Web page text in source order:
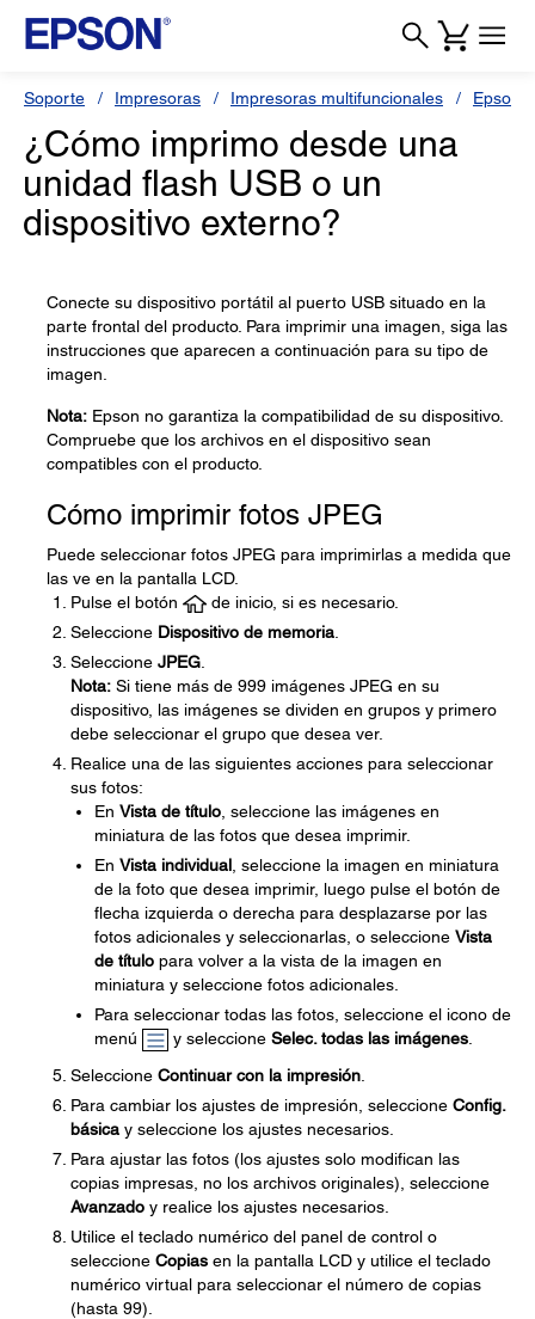
Soporte Impresoras Impresoras multifuncionales Epson
¿Cómo imprimo desde una
unidad flash USB o un
dispositivo externo?
Conecte su dispositivo portátil al puerto USB situado en la
parte frontal del producto. Para imprimir una imagen, siga las
instrucciones que aparecen a continuación para su tipo de
imagen.
Nota: Epson no garantiza la compatibilidad de su dispositivo.
Compruebe que los archivos en el dispositivo sean
compatibles con el producto.
Cómo imprimir fotos JPEG
Puede seleccionar fotos JPEG para imprimirlas a medida que
las ve en la pantalla LCD.
Pulse el botón
de inicio, si es necesario.
Seleccione Dispositivo de memoria
Seleccione JPEG
Nota: Si tiene más de 999 imágenes JPEG en su
dispositivo, las imágenes se dividen en grupos y primero
debe seleccionar el grupo que desea ver.
Realice una de las siguientes acciones para seleccionar
sus fotos:
En Vista de título , seleccione las imágenes en
miniatura de las fotos que desea imprimir.
En Vista individual , seleccione la imagen en miniatura
de la foto que desea imprimir, luego pulse el botón de
flecha izquierda o derecha para desplazarse por las
fotos adicionales y seleccionarlas, o seleccione Vista
de título para volver a la vista de la imagen en
miniatura y seleccione fotos adicionales.
Para seleccionar todas las fotos, seleccione el icono de
menú
y seleccione Selec. todas las imágenes
Seleccione Continuar con la impresión
Para cambiar los ajustes de impresión, seleccione Config.
básica y seleccione los ajustes necesarios.
Para ajustar las fotos (los ajustes solo modifican las
copias impresas, no los archivos originales), seleccione
Avanzado y realice los ajustes necesarios.
Utilice el teclado numérico del panel de control o
seleccione Copias en la pantalla LCD y utilice el teclado
numérico virtual para seleccionar el número de copias
(hasta 99).